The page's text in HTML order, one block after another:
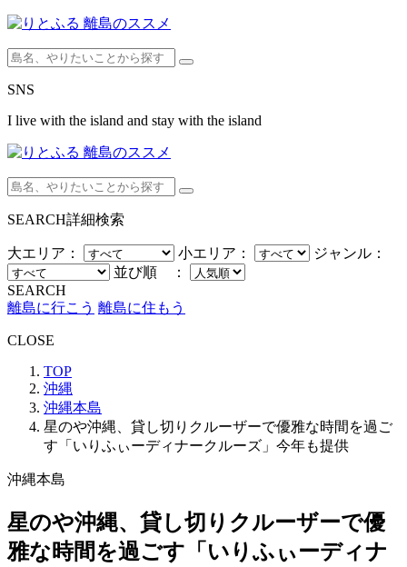
SNS
I live with the island and stay with the island
SEARCH詳細検索
大エリア： 小エリア：
ジャンル：
並び順 ：
SEARCH
離島に行こう 離島に住もう
CLOSE
TOP
沖縄
沖縄本島
星のや沖縄、貸し切りクルーザーで優雅な時間を過ご
す「いりふぃーディナークルーズ」今年も提供
沖縄本島
星のや沖縄、貸し切りクルーザーで優
雅な時間を過ごす「いりふぃーディナ